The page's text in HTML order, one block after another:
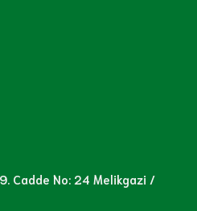
Cadde No: 24 Melikgazi /